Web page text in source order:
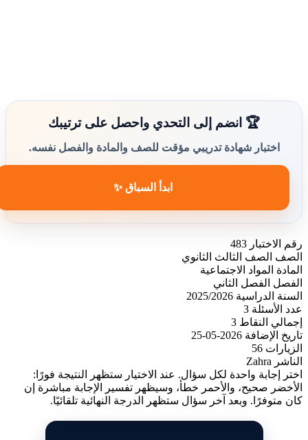
🏆 انضم إلى التحدي واحصل على ترتيبك
اختبار شهادة تدريبي مؤقت للصف والمادة والفصل نفسه.
ابدأ السباق ✨
رقم الاختبار 483
الصف
الصف الثالث الثانوي
المادة
المواد الاجتماعية
الفصل
الفصل الثاني
السنة الدراسية 2025/2026
عدد الأسئلة 3
إجمالي النقاط 3
تاريخ الإضافة 2026-05-25
الزيارات 56
الناشر Zahra
اختر إجابة واحدة لكل سؤال. عند الاختيار ستظهر النتيجة فورًا:
الأخضر صحيح، والأحمر خطأ، وسيظهر تفسير الإجابة مباشرة إن
كان متوفرًا. وبعد آخر سؤال ستظهر الدرجة النهائية تلقائيًا.